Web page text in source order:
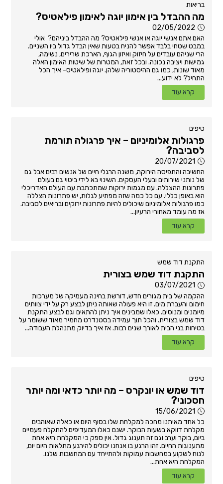
בריאות
מה ההבדל בין אימון יוגה לאימון פילאטיס?
02/05/2022
האם אתם אנשי יוגה או אנשי פילאטיס? מה ההבדל ביניהם? אולי
במבט שטחי בלבד אפשר להניח בטעות שאין הבדל גדול ביו השניים.
הרי שניהם עובדים על חיזוק ואיזון הגוף, הארכת שרירים, נשימה,
גמישות ויציבה נכונה. ובכל זאת, המטרות של שיטות האימון האלה
מאוד שונות, כמו גם ההיסטוריה שלהן. יוגה ופילאטיס- איך הכל
התחיל? לא ידוע...
קרא עוד
טיפים
פרגולות אלומיניום – איך פרגולה תורמת
לסביבה?
20/07/2021
החשיבה והתפיסה הירוקה, משנה הרגלי חיים של אנשים רבים אבל גם
של נותני שירותים ובעלי העסקים. השינוי בא לידי ביטוי גם בעולם
פתרונות ההצללה. עם מגמות ירוקות שמתכתבת עם העולם האדריכלי
הוא באופן כללי. עם כל כמה שזה מפתיע לגלות, יש פתרונות הצללה
כמו פרגולות אלומיניום שיכולים להיות פתרונות ירוקים ובריאים לסביבה.
אז מה עומד מאחורי הרעיון...
קרא עוד
התקנת דוד שמש
התקנת דוד שמש בצורית
03/07/2021
ההקמה של בית מגורים חדש, דורשת בחינה מעמיקה של מערכות
חימום והעברת מים. זו היא פעולה שאותה ניתן לבצע רק על ידי צוותים
מיומנים ומנוסים. כאלו שמבינים איך ניתן להתאים וגם לבצע התקנת
דוד שמש בצורית. והכל תוך עמידה בסטנדרט מחמיר מאוד ששומר על
בטיחות בני הבית לאורך שנים רבות. אז איך בדיוק מתנהלת העבודה...
קרא עוד
טיפים
דוד שמש או יונקרס – מה יותר כדאי ומה יותר
חסכוני?
15/06/2021
כל אחד מאיתנו מחכה למקלחת שלו בסוף היום או כאלה שאוהבים
מקלחת דווקא בשעות הבוקר. ישנם כאלו המעדיפים להתקלח פעמיים
ביום, בוקר וערב וגם זה תענוג גדול. אין ספק כי המקלחת היא אחת
מתענוגות החיים. זהו הרגע בו אנחנו יכולים להירגע מתלאות היום יום,
לנוח לשקוע במחשבות עמוקות ולהתייחד עם המחשבות שלנו.
המקלחת היא אחת...
קרא עוד